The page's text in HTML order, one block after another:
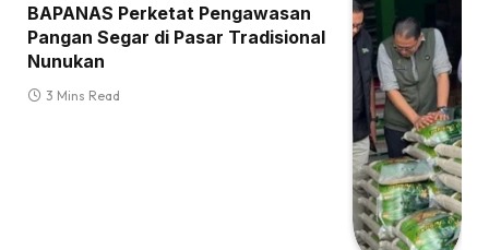
BAPANAS Perketat Pengawasan
Pangan Segar di Pasar Tradisional
Nunukan
3 Mins Read